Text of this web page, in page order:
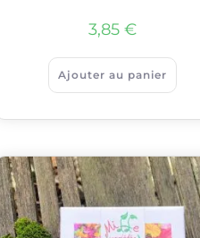
3,85€
Ajouter au panier